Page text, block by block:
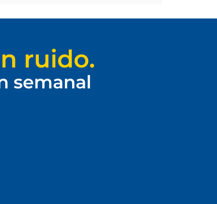
ruido.
semanal